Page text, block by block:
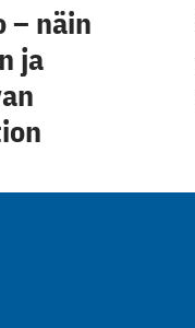
– näin
ja